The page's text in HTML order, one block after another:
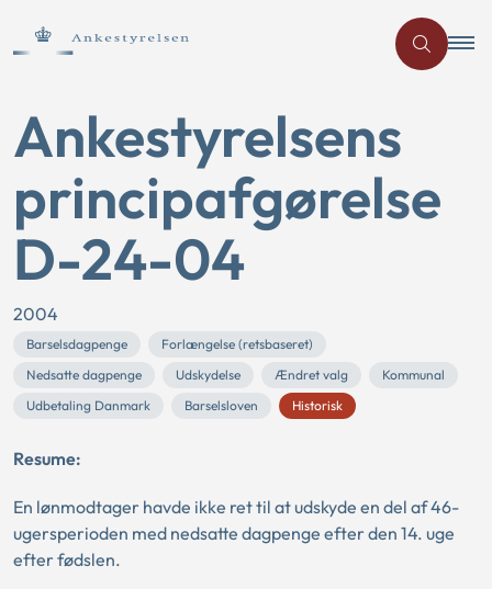
Ankestyrelsens
principafgørelse
D-24-04
2004
Barselsdagpenge
Forlængelse (retsbaseret)
Nedsatte dagpenge
Udskydelse Ændret valg
Kommunal
Udbetaling Danmark
Barselsloven Historisk
Resume:
En lønmodtager havde ikke ret til at udskyde en del af 46-
ugersperioden med nedsatte dagpenge efter den 14. uge
efter fødslen.